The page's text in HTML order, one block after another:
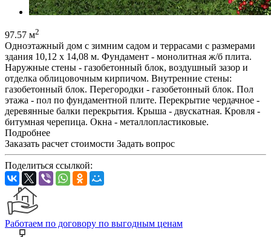
97.57 м2
Одноэтажный дом с зимним садом и террасами с размерами
здания 10,12 x 14,08 м. Фундамент - монолитная ж/б плита.
Наружные стены - газобетонный блок, воздушный зазор и
отделка облицовочным кирпичом. Внутренние стены:
газобетонный блок. Перегородки - газобетонный блок. Пол
этажа - пол по фундаментной плите. Перекрытие чердачное -
деревянные балки перекрытия. Крыша - двускатная. Кровля -
битумная черепица. Окна - металлопластиковые.
Подробнее
Заказать расчет стоимости Задать вопрос
Поделиться ссылкой:
Работаем по договору по выгодным ценам